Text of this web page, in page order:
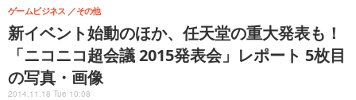
新イベント始動のほか、任天堂の重大発表も！
「ニコニコ超会議 2015発表会」レポート 5枚目
の写真・画像
ゲームビジネス その他
2014.11.18 Tue 10:08